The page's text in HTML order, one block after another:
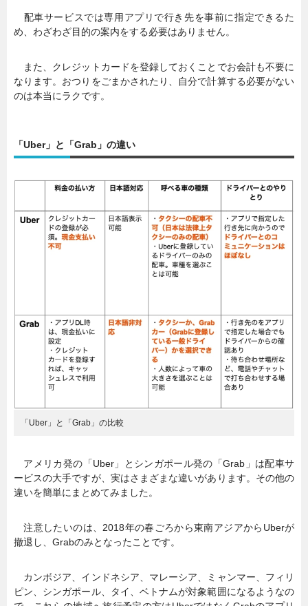
配車サービスでは専用アプリで行き先を事前に指定できるた
め、わざわざ目的の案内をする必要はありません。
また、クレジットカードを登録しておくことでお会計も不要に
なります。おつりをごまかされたり、自分で計算する必要がない
のは本当にラクです。
「Uber」と「Grab」の違い
「Uber」と「Grab」の比較
アメリカ発の「Uber」とシンガポール発の「Grab」は配車サ
ービスの大手ですが、実はさまざまな違いがあります。その他の
違いを簡単にまとめてみました。
注意したいのは、2018年の春ごろから東南アジアからUberが
撤退し、Grabのみとなったことです。
カンボジア、インドネシア、マレーシア、ミャンマー、フィリ
ピン、シンガポール、タイ、ベトナムが対象範囲になるようなの